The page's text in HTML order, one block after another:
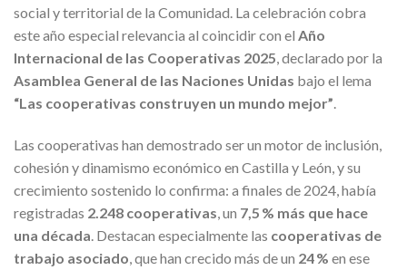
social y territorial de la Comunidad. La celebración cobra
este año especial relevancia al coincidir con el Año
Internacional de las Cooperativas 2025 , declarado por la
Asamblea General de las Naciones Unidas bajo el lema
“Las cooperativas construyen un mundo mejor”
Las cooperativas han demostrado ser un motor de inclusión,
cohesión y dinamismo económico en Castilla y León, y su
crecimiento sostenido lo confirma: a finales de 2024, había
registradas 2.248 cooperativas , un 7,5 % más que hace
una década . Destacan especialmente las cooperativas de
trabajo asociado , que han crecido más de un 24 % en ese